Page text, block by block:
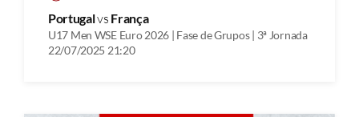
Portugalvs França
U17 Men WSE Euro 2026 | Fase de Grupos | 3ª Jornada
22/07/2025 21:20